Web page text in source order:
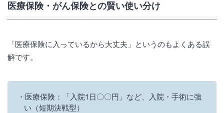
医療保険・がん保険との賢い使い分け
「医療保険に入っているから大丈夫」というのもよくある誤
解です。
医療保険：「入院1日〇〇円」など、入院・手術に強
い（短期決戦型）